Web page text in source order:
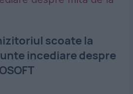
scoate la
incediare despre